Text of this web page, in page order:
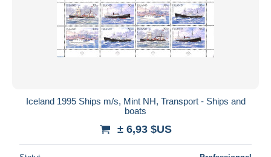
Iceland 1995 Ships m/s, Mint NH, Transport - Ships and
boats
± 6,93 $US